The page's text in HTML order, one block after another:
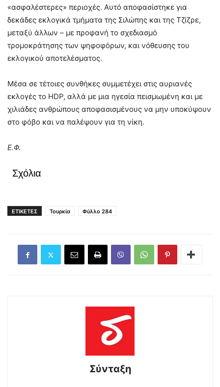
«ασφαλέστερες» περιοχές. Αυτό αποφασίστηκε για
δεκάδες εκλογικά τμήματα της Σιλώπης και της Τζίζρε,
μεταξύ άλλων – με προφανή το σχεδιασμό
τρομοκράτησης των ψηφοφόρων, και νόθευσης του
εκλογικού αποτελέσματος.
Μέσα σε τέτοιες συνθήκες συμμετέχει στις αυριανές
εκλογές το HDP, αλλά με μια ηγεσία πεισμωμένη και με
χιλιάδες ανθρώπους αποφασισμένους να μην υποκύψουν
στο φόβο και να παλέψουν για τη νίκη.
Ε.Φ.
Σχόλια
ΕΤΙΚΕΤΕΣ Τουρκία Φύλλο 284
Σύνταξη